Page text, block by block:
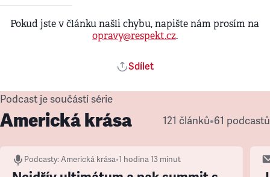
Pokud jste v článku našli chybu, napište nám prosím na
opravy@respekt.cz.
Sdílet
Podcast je součástí série
Americká krása 121 článků•61 podcastů
Podcasty:Americká krása•1 hodina 13 minut